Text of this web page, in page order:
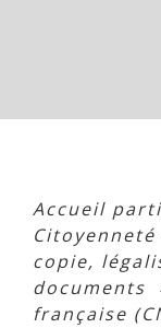
Accueil
copie,
documents
française